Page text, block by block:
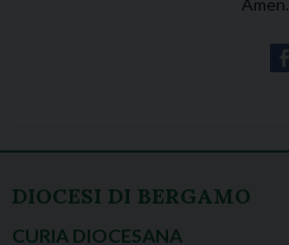
DIOCESI DI BERGAMO
CURIA DIOCESANA